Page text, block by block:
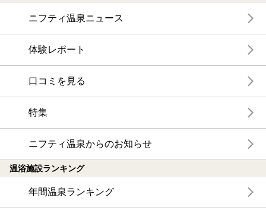
ニフティ温泉ニュース
体験レポート
口コミを見る
特集
ニフティ温泉からのお知らせ
温浴施設ランキング
年間温泉ランキング